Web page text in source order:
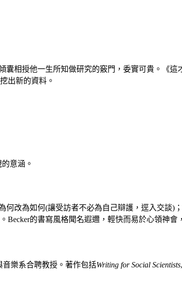
囊相授他一生所知做研究的竅門，委實可貴。《
出新的資料。
意涵。
何改為如何(讓受訪者不必為自己辯護，逕入交談)
Becker的書寫風格聞名遐邇，輕快而易於心領神會
音樂系合聘教授。著作包括Writing for Social Scientists,